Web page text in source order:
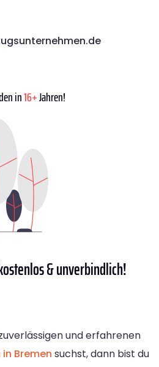
in16+Jahren!
& unverbindlich!
und erfahrenen
Bremen suchst, dann bist du